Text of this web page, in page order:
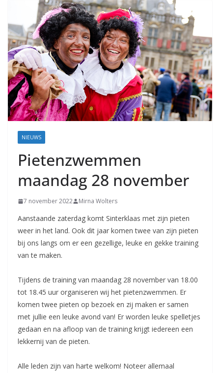
Coevorden
NIEUWS
Pietenzwemmen
maandag 28 november
7 november 2022 Mirna Wolters
Aanstaande zaterdag komt Sinterklaas met zijn pieten
weer in het land. Ook dit jaar komen twee van zijn pieten
bij ons langs om er een gezellige, leuke en gekke training
van te maken.
Tijdens de training van maandag 28 november van 18.00
tot 18.45 uur organiseren wij het pietenzwemmen. Er
komen twee pieten op bezoek en zij maken er samen
met jullie een leuke avond van! Er worden leuke spelletjes
gedaan en na afloop van de training krijgt iedereen een
lekkernij van de pieten.
Alle leden zijn van harte welkom! Noteer allemaal